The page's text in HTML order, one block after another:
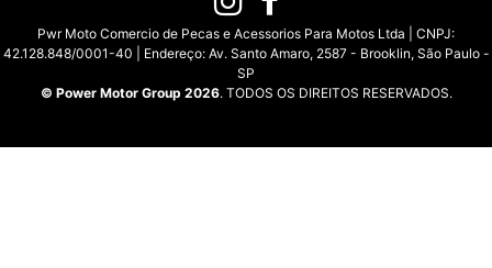
Pwr Moto Comercio de Pecas e Acessorios Para Motos Ltda | CNPJ:
42.128.848/0001-40 | Endereço: Av. Santo Amaro, 2587 - Brooklin, São Paulo -
SP
© Power Motor Group 2026. TODOS OS DIREITOS RESERVADOS.